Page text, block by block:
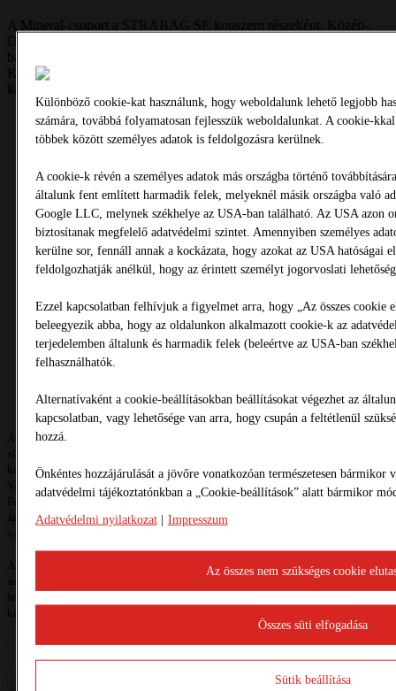
A Mineral-csoport a STRABAG SE konszern részeként, Közép-,
Délkelet- és Kelet-Európa egyik vezető, építőipari alapanyagok
bányászatával foglalkozó cégcsoportja. A KÖKA Kő- és
Kavicsbányászati Kft. a konszern magyarországi kő- és
kavicsbányáit fogja össze.
Legfontosabb tények
Termelt nyersanyag:Homokos kavics
Éves termelési kapacitás: 900.000 tonna
Sajátoságok:
Közvetlen vasúti kapcsolat a fővonallal
Több évtizedre elegendő ásványvagyon
Nagy termékválaszték
Kiváló minőség
Szakmai kompetencia és segítségnyújtás
A Köka Kft. Alsózsolcai kavicsbányája Miskolctól keletre, 8 km-re helyezkedik
el. Közúti közlekedést tekintve fontos csomópontban található az üzem,
konkrétan az M 30 autópálya, a 26. sz. főút és a 37. sz. főút találkozásánál.
Vasúti szállítás szempontjából is több lehetőség áll rendelkezésre, hiszen
Felsőzsolca állomásból ágazik ki a bányabeli rakodóvágány hálózat, és itt
ágazik el Hidasnémeti és a Szlovák Köztársaság irányába a 90-es vonal,
valamint Záhony és Budapest irányába a 80-as vonal.
A kavicsbánya több mint 6 évtizedes múltra tekint vissza, bőséges
ásványvagyonnal rendelkezik és nagy termékválasztékkal várja a jelenlegi és
kiszolgálása egyaránt szerepel a tevékenységi körünkben.
Különböző cookie-kat használunk, hogy weboldalunk lehető legjobb
számára, továbbá folyamatosan fejlesszük weboldalunkat. A cookie-
többek között személyes adatok is feldolgozásra kerülnek.
A cookie-k révén a személyes adatok más országba történő
általunk fent említett harmadik felek, melyeknél másik országba való
Google LLC, melynek székhelye az USA-ban található. Az USA azon
biztosítanak megfelelő adatvédelmi szintet. Amennyiben személyes
kerülne sor, fennáll annak a kockázata, hogy azokat az USA hatóságai
feldolgozhatják anélkül, hogy az érintett személyt jogorvoslati
Ezzel kapcsolatban felhívjuk a figyelmet arra, hogy „Az összes cookie
beleegyezik abba, hogy az oldalunkon alkalmazott cookie-k az
terjedelemben általunk és harmadik felek (beleértve az USA-ban
felhasználhatók.
Alternatívaként a cookie-beállításokban beállításokat végezhet az
kapcsolatban, vagy lehetősége van arra, hogy csupán a feltétlenül
hozzá.
Önkéntes hozzájárulását a jövőre vonatkozóan természetesen bármikor
adatvédelmi tájékoztatónkban a „Cookie-beállítások” alatt bármikor
Adatvédelmi nyilatkozat| Impresszum
Az összes nem szükséges cookie
Összes süti elfogadása
Sütik beállítása